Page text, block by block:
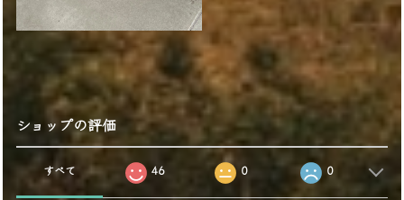
ショップの評価
すべて 46 0 0